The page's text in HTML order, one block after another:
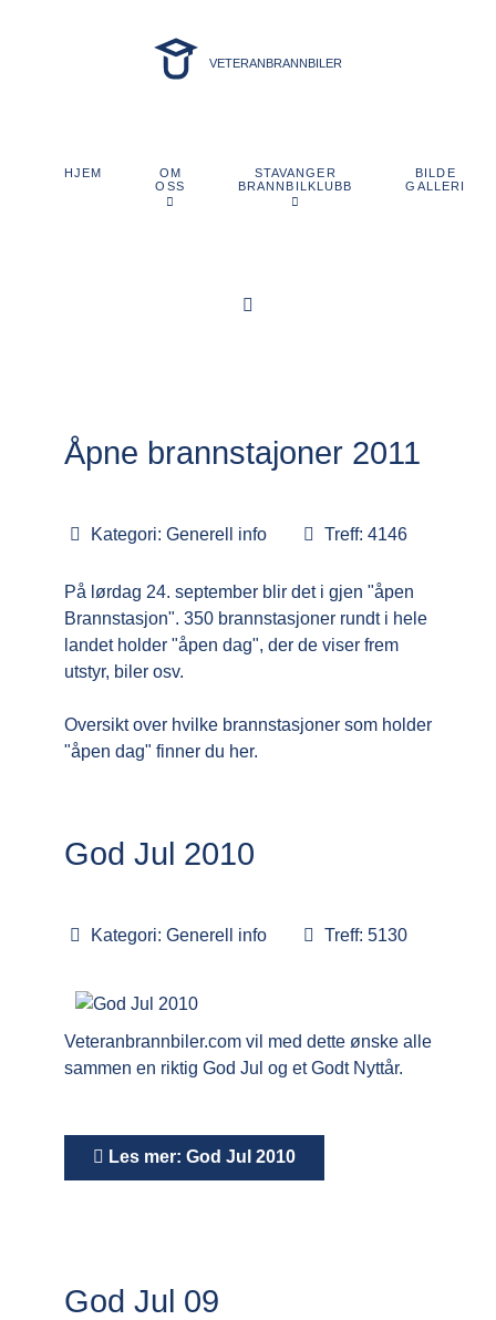
VETERANBRANNBILER
HJEM
OM
OSS
STAVANGER
BRANNBILKLUBB
BILDE
GALLERI
Åpne brannstajoner 2011
Kategori: Generell info Treff: 4146
På lørdag 24. september blir det i gjen "åpen
Brannstasjon". 350 brannstasjoner rundt i hele
landet holder "åpen dag", der de viser frem
utstyr, biler osv.
Oversikt over hvilke brannstasjoner som holder
"åpen dag" finner du her.
God Jul 2010
Kategori: Generell info Treff: 5130
Veteranbrannbiler.com vil med dette ønske alle
sammen en riktig God Jul og et Godt Nyttår.
Les mer: God Jul 2010
God Jul 09